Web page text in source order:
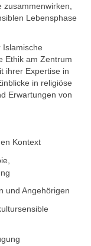
Lebensphase
Islamische
Ethik am Zentrum
ihrer Expertise in
in religiöse
Erwartungen von
Kontext
und Angehörigen